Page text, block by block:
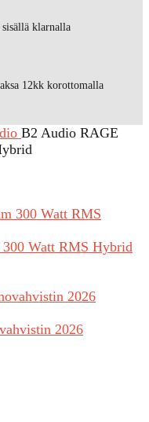
klarnalla
12kk korottomalla
B2 Audio RAGE
Watt RMS Hybrid
2026